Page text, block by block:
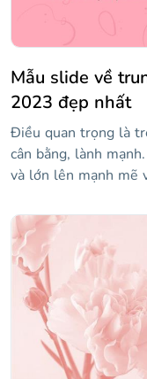
Mẫu slide về
2023 đẹp nhất
Điều quan trọng là
cân bằng, lành
và lớn lên mạnh mẽ
có nghĩa là, học
phẩm và biết khi
mẫu này để nói về
mẹ sẽ biết tin tưởng